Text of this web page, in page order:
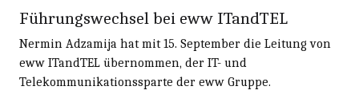
Führungswechsel bei eww ITandTEL
Nermin Adzamija hat mit 15. September die Leitung von
eww ITandTEL übernommen, der IT- und
Telekommunikationssparte der eww Gruppe.